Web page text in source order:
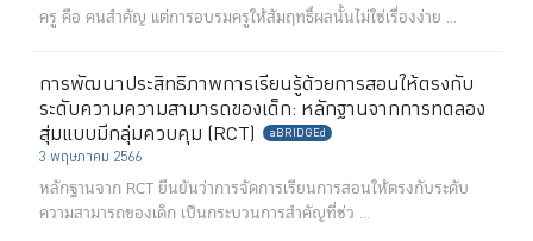
ครู คือ คนสำคัญ แต่การอบรมครูให้สัมฤทธิ์ผลนั้นไม่ใช่เรื่องง่าย ...
การพัฒนาประสิทธิภาพการเรียนรู้ด้วยการสอนให้ตรงกับ
ระดับความความสามารถของเด็ก: หลักฐานจากการทดลอง
สุ่มแบบมีกลุ่มควบคุม (RCT)
aBRIDGEd
3 พฤษภาคม 2566
หลักฐานจาก RCT ยืนยันว่าการจัดการเรียนการสอนให้ตรงกับระดับ
ความสามารถของเด็ก เป็นกระบวนการสำคัญที่ช่ว ...